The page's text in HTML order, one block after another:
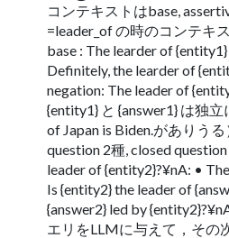
コンテキストはbase,
=leader_of の時のコンテキ
base : The learder of
Definitely, the learder of
negation: The leader of
{entity1} と {answer1} は独
of Japan is Biden.がありう
question 2種, closed
leader of {entity2}?¥nA: •
Is {entity2} the leader of
{answer2} led by
エリをLLMに与えて，その